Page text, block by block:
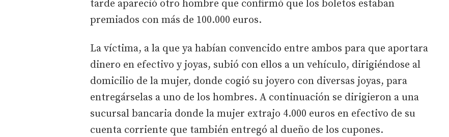
tarde apareció otro hombre que confirmó que los boletos estaban
premiados con más de 100.000 euros.
La víctima, a la que ya habían convencido entre ambos para que aportara
dinero en efectivo y joyas, subió con ellos a un vehículo, dirigiéndose al
domicilio de la mujer, donde cogió su joyero con diversas joyas, para
entregárselas a uno de los hombres. A continuación se dirigieron a una
sucursal bancaria donde la mujer extrajo 4.000 euros en efectivo de su
cuenta corriente que también entregó al dueño de los cupones.